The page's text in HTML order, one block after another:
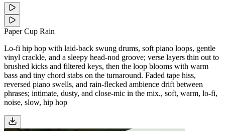
Paper Cup Rain
Lo-fi hip hop with laid-back swung drums, soft piano loops, gentle
vinyl crackle, and a sleepy head-nod groove; verse layers thin out to
brushed kicks and filtered keys, then the loop blooms with warm
bass and tiny chord stabs on the turnaround. Faded tape hiss,
reversed piano swells, and rain-flecked ambience drift between
phrases; intimate, dusty, and close-mic in the mix., soft, warm, lo-fi,
noise, slow, hip hop